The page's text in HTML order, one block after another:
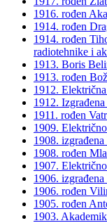
1916. rođen
1914. rođen
1914. rođen
radiotehnike i
1913. Boris
1913. rođen
1912.
1912.
1911. rođen
1909.
1908.
1908. rođen
1907.
1906.
1906. rođen
1905. rođen
1903.